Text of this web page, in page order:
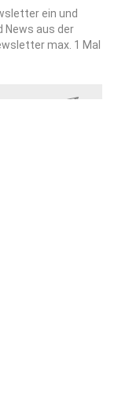
ein und
News aus der
max. 1 Mal